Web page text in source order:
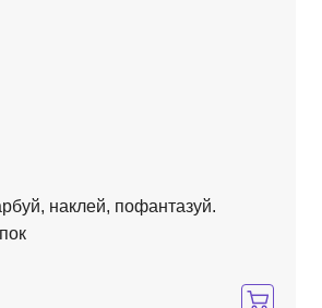
наклей, пофантазуй.